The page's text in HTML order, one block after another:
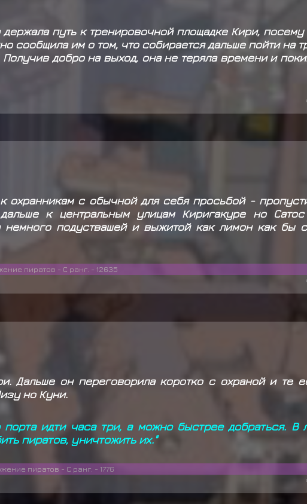
путь к тренировочной площадке Кири,
сообщила им о том, что собирается дальше пойти на
добро на выход, она не теряла времени и
охранникам с обычной для себя просьбой -
к центральным улицам Киригакуре но Сатос
немного подуствашей и выжитой как лимон как бы
пиратов - С ранг. - 12635
Дальше он переговорила коротко с охраной и те
но Куни.
идти часа три, а можно быстрее добраться. В
пиратов, уничтожить их."
пиратов - С ранг. - 1776